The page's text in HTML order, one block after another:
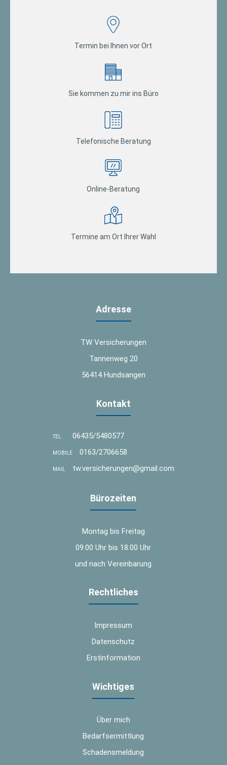
Termin bei Ihnen vor Ort
Sie kommen zu mir ins Büro
Telefonische Beratung
Online-Beratung
Termine am Ort Ihrer Wahl
Adresse
TW Versicherungen
Tannenweg 20
56414 Hundsangen
Kontakt
TEL 06435/5480577
MOBILE 0163/2706658
MAIL tw.versicherungen@gmail.com
Bürozeiten
Montag bis Freitag
09:00 Uhr bis 18:00 Uhr
und nach Vereinbarung
Rechtliches
Impressum
Datenschutz
Erstinformation
Wichtiges
Über mich
Bedarfsermittlung
Schadensmeldung